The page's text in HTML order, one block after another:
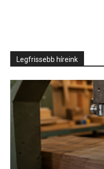
Legfrissebb híreink